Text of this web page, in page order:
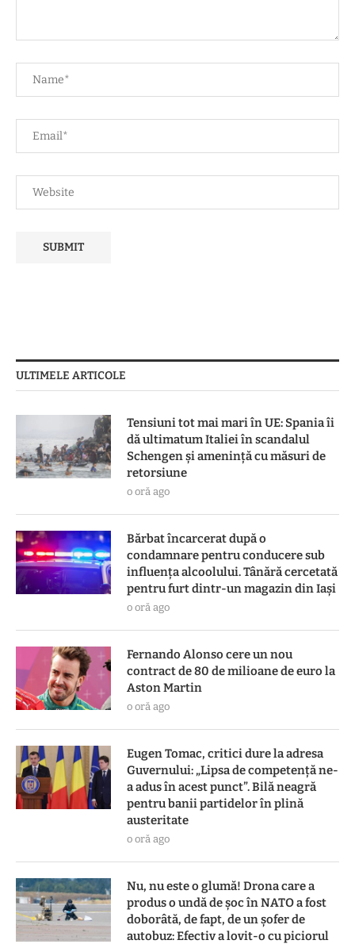
ULTIMELE ARTICOLE
Tensiuni tot mai mari în UE: Spania îi
dă ultimatum Italiei în scandalul
Schengen și amenință cu măsuri de
retorsiune
o oră ago
Bărbat încarcerat după o
condamnare pentru conducere sub
influența alcoolului. Tânără cercetată
pentru furt dintr-un magazin din Iași
o oră ago
Fernando Alonso cere un nou
contract de 80 de milioane de euro la
Aston Martin
o oră ago
Eugen Tomac, critici dure la adresa
Guvernului: „Lipsa de competență ne-
a adus în acest punct”. Bilă neagră
pentru banii partidelor în plină
austeritate
o oră ago
Nu, nu este o glumă! Drona care a
produs o undă de șoc în NATO a fost
doborâtă, de fapt, de un șofer de
autobuz: Efectiv a lovit-o cu piciorul